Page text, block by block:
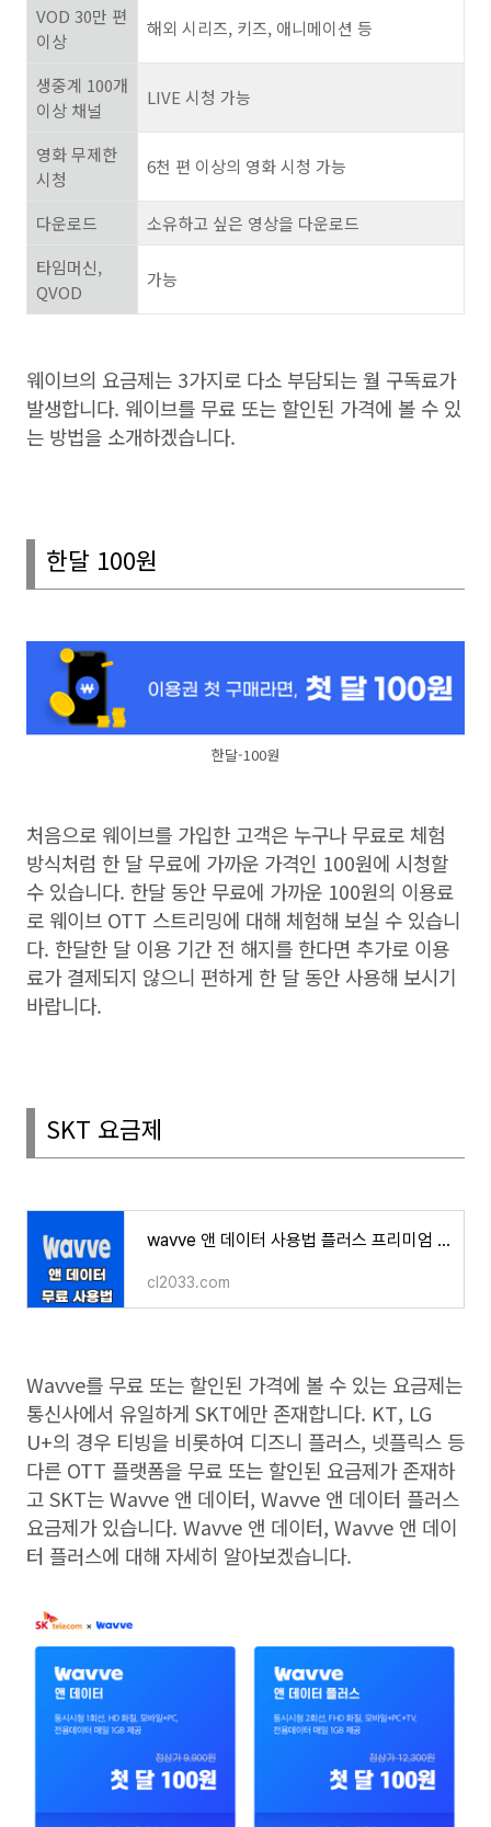
VOD 30만 편
이상
해외 시리즈, 키즈, 애니메이션 등
생중계 100개
이상 채널
LIVE 시청 가능
영화 무제한
시청
6천 편 이상의 영화 시청 가능
다운로드
소유하고 싶은 영상을 다운로드
타임머신,
QVOD
가능
웨이브의 요금제는 3가지로 다소 부담되는 월 구독료가
발생합니다. 웨이브를 무료 또는 할인된 가격에 볼 수 있
는 방법을 소개하겠습니다.
한달 100원
한달-100원
처음으로 웨이브를 가입한 고객은 누구나 무료로 체험
방식처럼 한 달 무료에 가까운 가격인 100원에 시청할
수 있습니다. 한달 동안 무료에 가까운 100원의 이용료
로 웨이브 OTT 스트리밍에 대해 체험해 보실 수 있습니
다. 한달한 달 이용 기간 전 해지를 한다면 추가로 이용
료가 결제되지 않으니 편하게 한 달 동안 사용해 보시기
바랍니다.
SKT 요금제
wavve 앤 데이터 사용법 플러스 프리미엄 무료 혜택 비교 SKT
cl2033.com
Wavve를 무료 또는 할인된 가격에 볼 수 있는 요금제는
통신사에서 유일하게 SKT에만 존재합니다. KT, LG
U+의 경우 티빙을 비롯하여 디즈니 플러스, 넷플릭스 등
다른 OTT 플랫폼을 무료 또는 할인된 요금제가 존재하
고SKT는Wavve 앤 데이터, Wavve 앤 데이터 플러스
요금제가 있습니다. Wavve 앤 데이터, Wavve 앤 데이
터 플러스에 대해 자세히 알아보겠습니다.